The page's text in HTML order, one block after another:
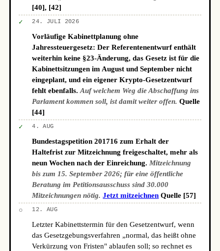
[40], [42]
✓ 24. JULI 2026
Vorläufige Kabinettplanung ohne
Jahressteuergesetz: Der Referentenentwurf enthält
weiterhin keine §23-Änderung, das Gesetz ist für die
Kabinettsitzungen im August und September nicht
eingeplant, und ein eigener Krypto-Gesetzentwurf
fehlt ebenfalls.Auf welchem Weg die Abschaffung ins
Parlament kommen soll, ist damit weiter offen. Quelle
[44]
✓ 4. AUG
Bundestagspetition 201716 zum Erhalt der
Haltefrist zur Mitzeichnung freigeschaltet, mehr als
neun Wochen nach der Einreichung. Mitzeichnung
bis zum 15. September 2026; für eine öffentliche
Beratung im Petitionsausschuss sind 30.000
Mitzeichnungen nötig. Jetzt mitzeichnen Quelle [57]
○ 12. AUG
Letzter Kabinettstermin für den Gesetzentwurf, wenn
das Gesetzgebungsverfahren „normal, das heißt ohne
Verkürzung von Fristen" ablaufen soll; so rechnet es